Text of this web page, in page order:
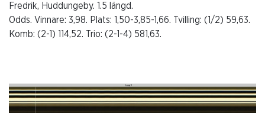
Fredrik, Huddungeby. 1.5 längd.
Odds. Vinnare: 3,98. Plats: 1,50-3,85-1,66. Tvilling: (1/2) 59,63.
Komb: (2-1) 114,52. Trio: (2-1-4) 581,63.